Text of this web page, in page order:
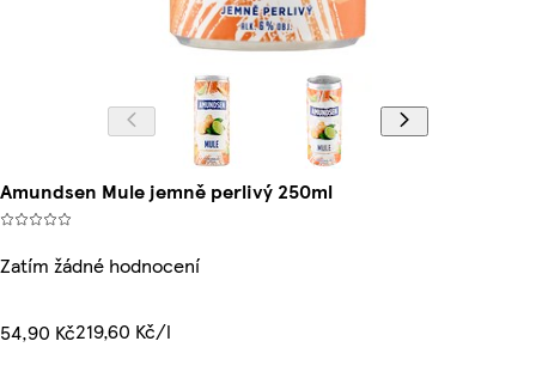
Amundsen Mule jemně perlivý 250ml
Zatím žádné hodnocení
54,90 Kč219,60 Kč/l